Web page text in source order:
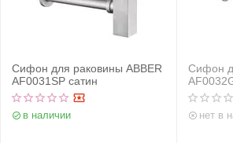
Сифон для раковины ABBER
AF0031SP сатин
в наличии
Сифон
нет в